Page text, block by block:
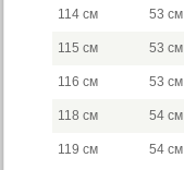
114 см 53 см
115 см 53 см
116 см 53 см
118 см 54 см
119 см 54 см